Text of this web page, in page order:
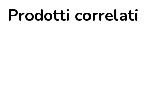
Prodotti correlati